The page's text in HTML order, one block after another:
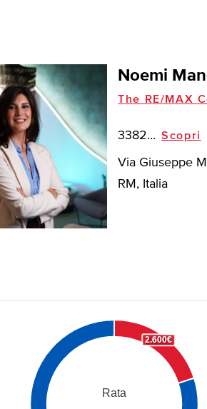
Noemi
The RE/MAX
3382... Scopri
Via Giuseppe
RM, Italia
2.600€
Rata